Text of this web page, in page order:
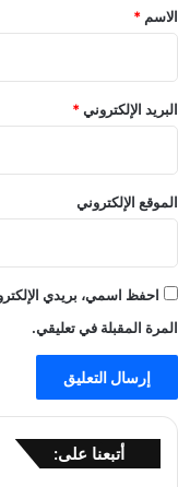
*
الاسم *
البريد الإلكتروني*
الموقع الإلكتروني
احفظ اسمي، بريدي
المرة المقبلة في تعليقي.
أتبعنا على: